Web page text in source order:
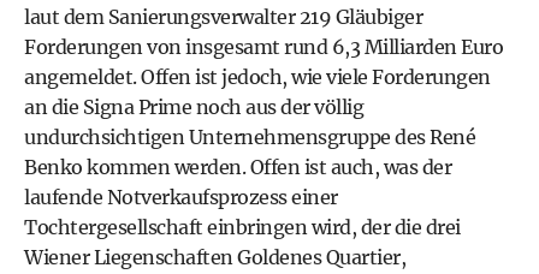
laut dem Sanierungsverwalter 219 Gläubiger
Forderungen von insgesamt rund 6,3 Milliarden Euro
angemeldet. Offen ist jedoch, wie viele Forderungen
an die Signa Prime noch aus der völlig
undurchsichtigen Unternehmensgruppe des René
Benko kommen werden. Offen ist auch, was der
laufende Notverkaufsprozess einer
Tochtergesellschaft einbringen wird, der die drei
Wiener Liegenschaften Goldenes Quartier,